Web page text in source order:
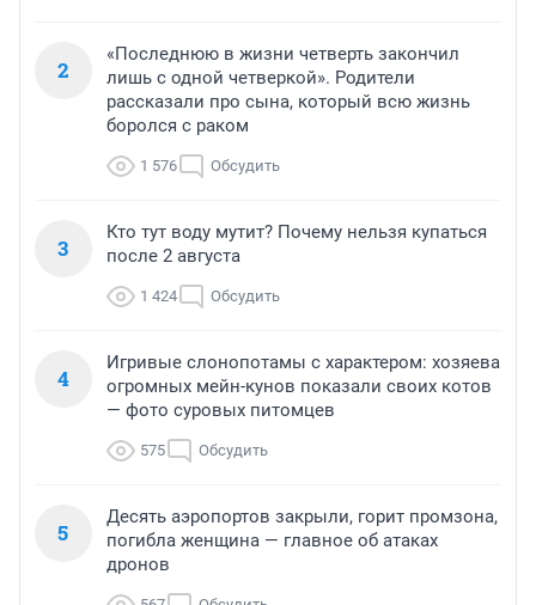
2
«Последнюю в жизни четверть закончил
лишь с одной четверкой». Родители
рассказали про сына, который всю жизнь
боролся с раком
1 576 Обсудить
3
Кто тут воду мутит? Почему нельзя купаться
после 2 августа
1 424 Обсудить
4
Игривые слонопотамы с характером: хозяева
огромных мейн-кунов показали своих котов
— фото суровых питомцев
575 Обсудить
5
Десять аэропортов закрыли, горит промзона,
погибла женщина — главное об атаках
дронов